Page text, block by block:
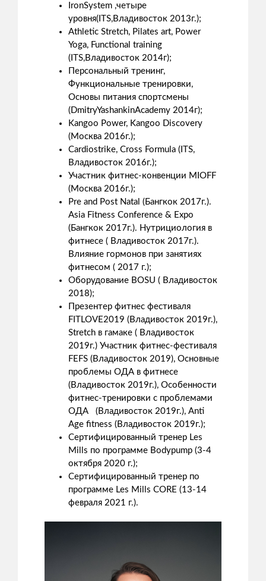
IronSystem ,четыре
уровня(ITS,Владивосток 2013г.);
Athletic Stretch, Pilates art, Power
Yoga, Functional training
(ITS,Владивосток 2014г);
Персональный тренинг,
Функциональные тренировки,
Основы питания спортсмены
(DmitryYashankinAcademy 2014г);
Kangoo Power, Kangoo Discovery
(Москва 2016г.);
Cardiostrike, Cross Formula (ITS,
Владивосток 2016г.);
Участник фитнес-конвенции MIOFF
(Москва 2016г.);
Pre and Post Natal (Бангкок 2017г.).
Asia Fitness Conference & Expo
(Бангкок 2017г.). Нутрициология в
фитнесе ( Владивосток 2017г.).
Влияние гормонов при занятиях
фитнесом ( 2017 г.);
Оборудование BOSU ( Владивосток
2018);
Презентер фитнес фестиваля
FITLOVE2019 (Владивосток 2019г.),
Stretch в гамаке ( Владивосток
2019г.) Участник фитнес-фестиваля
FEFS (Владивосток 2019), Основные
проблемы ОДА в фитнесе
(Владивосток 2019г.), Особенности
фитнес-тренировки с проблемами
ОДА (Владивосток 2019г.), Anti
Age fitness (Владивосток 2019г.);
Сертифицированный тренер Les
Mills по программе Bodypump (3-4
октября 2020 г.);
Сертифицированный тренер по
программе Les Mills CORE (13-14
февраля 2021 г.).